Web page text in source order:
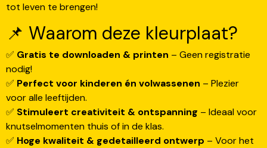
tot leven te brengen!
📌 Waarom deze kleurplaat?
✅ Gratis te downloaden & printen – Geen registratie
nodig!
✅ Perfect voor kinderen én volwassenen – Plezier
voor alle leeftijden.
✅ Stimuleert creativiteit & ontspanning – Ideaal voor
knutselmomenten thuis of in de klas.
✅ Hoge kwaliteit & gedetailleerd ontwerp – Voor het